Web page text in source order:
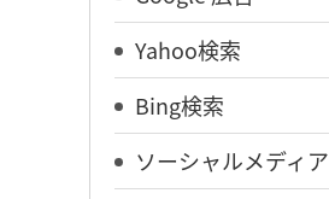
Yahoo検索
Bing検索
ソーシャルメディア